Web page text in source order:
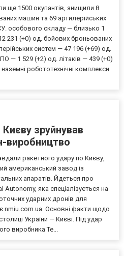
ще 1500 окупантів, знищили 8
машин та 69 артилерійських
особового складу — близько 1
231 (+0) од. бойових броньованих
систем — 47 196 (+69) од.
— 1 529 (+2) од. літаків — 439 (+0)
робототехнічні комплекси
зруйнував
виробництво
ракетного удару по Києву,
американський завод із
апаратів. Йдеться про
Autonomy, яка спеціалізується на
ударних дронів для
nmiu.com.ua. Основні факти щодо
України — Києві. Під удар
виробника Te...